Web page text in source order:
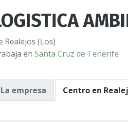
Realejos (Los)
en Santa Cruz de Tenerife
La empresa Centro en